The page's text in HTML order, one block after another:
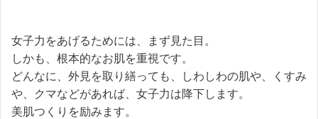
女子力をあげるためには、まず見た目。
しかも、根本的なお肌を重視です。
どんなに、外見を取り繕っても、しわしわの肌や、くすみ
や、クマなどがあれば、女子力は降下します。
美肌つくりを励みます。